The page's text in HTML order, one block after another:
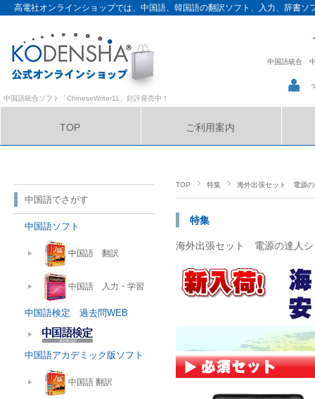
高電社オンラインショップでは、中国語、韓国語の翻訳ソフト、入力、辞書
中国語統合ソフト「ChineseWriter11」好評発売中！
中国語統合
TOP ご利用案内
TOP 特集 海外出張セット 電源の
特集
海外出張セット 電源の達人シ
中国語でさがす
中国語ソフト
中国語 翻訳
中国語 入力・学習
中国語検定 過去問WEB
中国語アカデミック版ソフト
中国語 翻訳